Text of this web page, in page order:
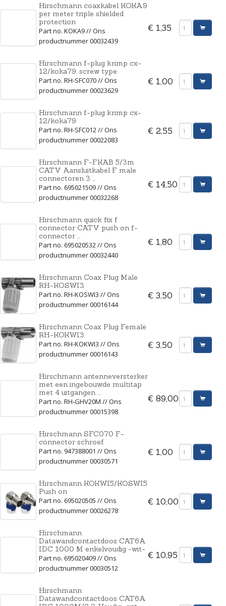
Hirschmann coaxkabel KOKA9
per meter triple shielded
protection
Part no. KOKA9 // Ons
productnummer 00032439
€ 1,35
Hirschmann f-plug krimp cx-
12/koka79, screw type
Part no. RH-SFC070 // Ons
productnummer 00023629
€ 1,00
Hirschmann f-plug krimp cx-
12/koka79
Part no. RH-SFC012 // Ons
productnummer 00022083
€ 2,55
Hirschmann F-FKAB 5/3m
CATV Aansluitkabel F male
connectoren 3 ...
Part no. 695021509 // Ons
productnummer 00032268
€ 14,50
Hirschmann quick fix f
connector CATV push on f-
connector ...
Part no. 695020532 // Ons
productnummer 00032440
€ 1,80
Hirschmann Coax Plug Male
RH-KOSWI3
Part no. RH-KOSWI3 // Ons
productnummer 00016144
€ 3,50
Hirschmann Coax Plug Female
RH-KOKWI3
Part no. RH-KOKWI3 // Ons
productnummer 00016143
€ 3,50
Hirschmann antenneversterker
met een ingebouwde multitap
met 4 uitgangen ...
Part no. RH-GHV20M // Ons
productnummer 00015398
€ 89,00
Hirschmann SFC070 F-
connector schroef
Part no. 947388001 // Ons
productnummer 00030571
€ 1,00
Hirschmann KOKWI5/KOSWI5
Push on
Part no. 695020505 // Ons
productnummer 00026278
€ 10,00
Hirschmann
Datawandcontactdoos CAT6A
IDC 1000 M enkelvoudig -wit-
Part no. 695020409 // Ons
productnummer 00030512
€ 10,95
Hirschmann
Datawandcontactdoos CAT6A